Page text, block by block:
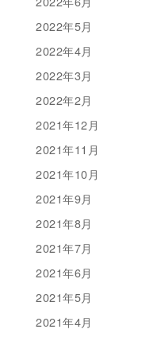
2022年5月
2022年4月
2022年3月
2022年2月
2021年12月
2021年11月
2021年10月
2021年9月
2021年8月
2021年7月
2021年6月
2021年5月
2021年4月